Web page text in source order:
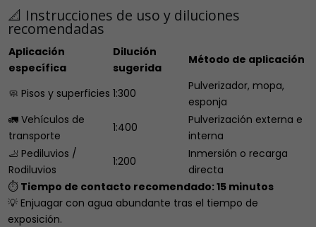
📐 Instrucciones de uso y diluciones
recomendadas
Aplicación
específica
Dilución
sugerida
Método de aplicación
🧼 Pisos y superficies 1:300
Pulverizador, mopa,
esponja
🚛 Vehículos de
transporte
1:400
Pulverización externa e
interna
🦶 Pediluvios /
Rodiluvios
1:200
Inmersión o recarga
directa
⏱️ Tiempo de contacto recomendado: 15 minutos
💡 Enjuagar con agua abundante tras el tiempo de
exposición.